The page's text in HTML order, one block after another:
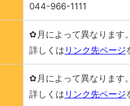
044-966-1111
✿月によって異なります。
詳しくは リンク先ページ
✿月によって異なります。
詳しくは リンク先ページ